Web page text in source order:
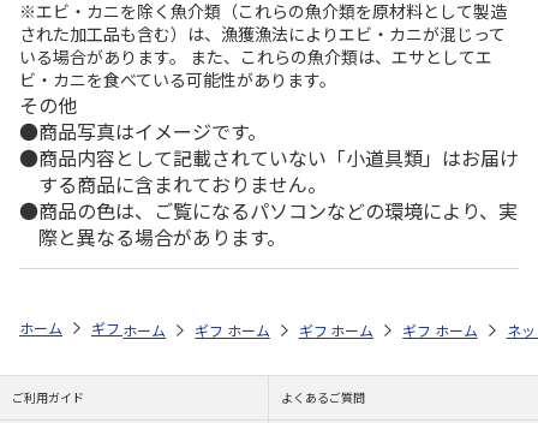
※エビ・カニを除く魚介類（これらの魚介類を原材料として製造
された加工品も含む）は、漁獲漁法によりエビ・カニが混じって
いる場合があります。 また、これらの魚介類は、エサとしてエ
ビ・カニを食べている可能性があります。
その他
商品写真はイメージです。
商品内容として記載されていない「小道具類」はお届け
する商品に含まれておりません。
商品の色は、ご覧になるパソコンなどの環境により、実
際と異なる場合があります。
ホーム ギフトストア お中元・夏ギフト特集 2026 うなぎ・魚・海鮮
ホーム ギフトストア お中元・夏ギフト特集 2026
ホーム ギフトストア お中元・夏ギフト
ホーム ギフトストア お
ホーム ネ
ご利用ガイド よくあるご質問